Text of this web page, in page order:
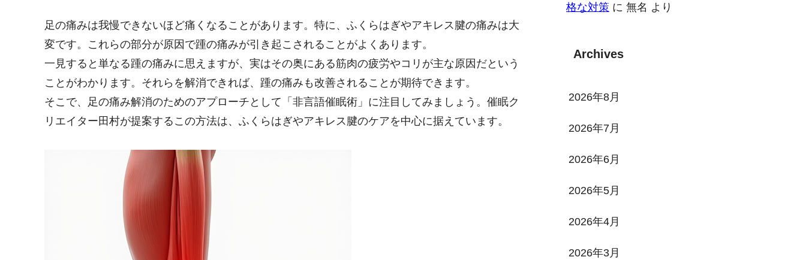
足の痛みは我慢できないほど痛くなることがあります。特に、ふくらはぎやアキレス腱の痛みは大
変です。これらの部分が原因で踵の痛みが引き起こされることがよくあります。
一見すると単なる踵の痛みに思えますが、実はその奥にある筋肉の疲労やコリが主な原因だという
ことがわかります。それらを解消できれば、踵の痛みも改善されることが期待できます。
そこで、足の痛み解消のためのアプローチとして「非言語催眠術」に注目してみましょう。催眠ク
リエイター田村が提案するこの方法は、ふくらはぎやアキレス腱のケアを中心に据えています。
格な対策 に 無名 より
Archives
2026年8月
2026年7月
2026年6月
2026年5月
2026年4月
2026年3月